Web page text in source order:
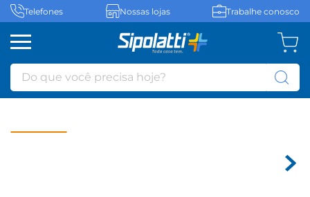
Telefones Nossas lojas Trabalhe conosco
Do que você precisa hoje?